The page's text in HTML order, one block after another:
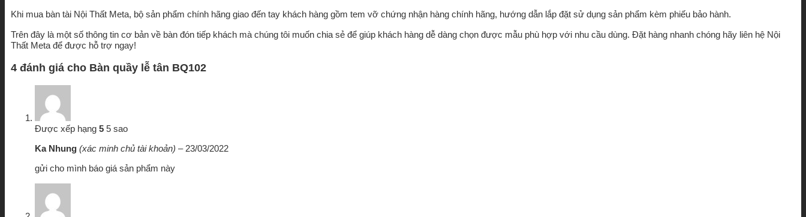
Khi mua bàn tài Nội Thất Meta, bộ sản phẩm chính hãng giao đến tay khách hàng gồm tem vỡ chứng nhận hàng chính hãng, hướng dẫn lắp đặt sử dụng sản phẩm kèm phiếu bảo hành.
Trên đây là một số thông tin cơ bản về bàn đón tiếp khách mà chúng tôi muốn chia sẻ để giúp khách hàng dễ dàng chọn được mẫu phù hợp với nhu cầu dùng. Đặt hàng nhanh chóng hãy liên hệ Nội
Thất Meta để được hỗ trợ ngay!
4 đánh giá cho Bàn quầy lễ tân BQ102
Được xếp hạng 5 5 sao
Ka Nhung (xác minh chủ tài khoản) – 23/03/2022
gửi cho mình báo giá sản phẩm này